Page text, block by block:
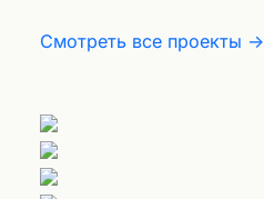
Смотреть все проекты →